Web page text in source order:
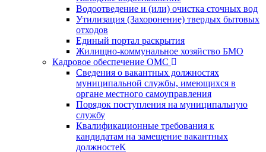
Водоотведение и (или) очистка сточных вод
Утилизация (Захоронение) твердых бытовых
отходов
Единый портал раскрытия
Жилищно-коммунальное хозяйство БМО
Кадровое обеспечение ОМС
Сведения о вакантных должностях
муниципальной службы, имеющихся в
органе местного самоуправления
Порядок поступления на муниципальную
службу
Квалификационные требования к
кандидатам на замещение вакантных
должностеК